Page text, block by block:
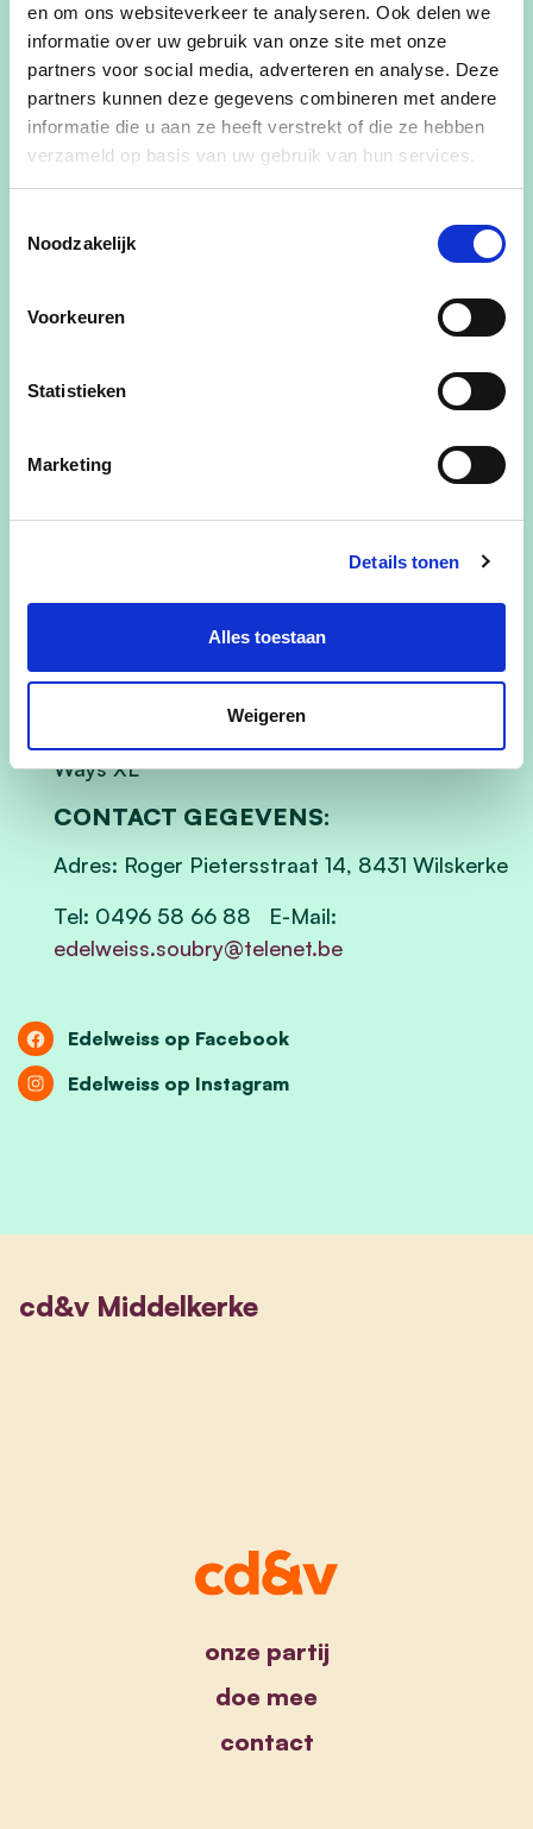
en om ons websiteverkeer te analyseren. Ook delen we
informatie over uw gebruik van onze site met onze
partners voor social media, adverteren en analyse. Deze
partners kunnen deze gegevens combineren met andere
informatie die u aan ze heeft verstrekt of die ze hebben
verzameld op basis van uw gebruik van hun services.
Noodzakelijk
Voorkeuren
Statistieken
Marketing
Details tonen
Alles toestaan
Weigeren
-Jeugd: investeren in onze jongeren is
investeren in de toekomst van ons allemaal.
Jeugdwerking gaat voor mij veel verder dan
alleen maar het organiseren van leuke
activiteiten. Een laagdrempelig platform waar
jongeren, online en fysiek, terecht kunnen met
vandaag de dag geen overbodige luxe maar
toekomst moesten we ook in Middelkerke
hiervoor een toegankelijk platform hebben
waar de jongeren volledig centraal staan.
de motor van de gemeente. Ze verdienen dan
diegene die het zelf niet kunnen vragen, dus
ook voor dieren, behoort tot onze
verantwoordelijkheid.
VARIA:
Ways XL
CONTACT GEGEVENS:
Adres: Roger Pietersstraat 14, 8431 Wilskerke
Tel: 0496 58 66 88 E-Mail:
edelweiss.soubry@telenet.be
Edelweiss op Facebook
Edelweiss op Instagram
cd&v Middelkerke
onze partij
doe mee
contact